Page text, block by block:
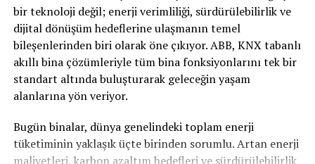
İç mekân: Neredeyse hiç tuş
yok, bir de Google Gemini var
bir teknoloji değil; enerji verimliliği, sürdürülebilirlik ve
dijital dönüşüm hedeflerine ulaşmanın temel
bileşenlerinden biri olarak öne çıkıyor. ABB, KNX tabanlı
akıllı bina çözümleriyle tüm bina fonksiyonlarını tek bir
standart altında buluşturarak geleceğin yaşam
alanlarına yön veriyor.
Bugün binalar, dünya genelindeki toplam enerji
tüketiminin yaklaşık üçte birinden sorumlu. Artan enerji
maliyetleri, karbon azaltım hedefleri ve sürdürülebilirlik